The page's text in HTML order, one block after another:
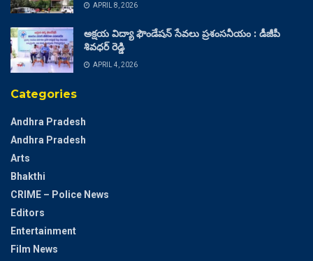
APRIL 8, 2026
అక్షయ విద్యా ఫౌండేషన్ సేవలు ప్రశంసనీయం : డీజీపీ
శివధర్ రెడ్డి
APRIL 4, 2026
Categories
Andhra Pradesh
Andhra Pradesh
Arts
Bhakthi
CRIME – Police News
Editors
Entertainment
Film News